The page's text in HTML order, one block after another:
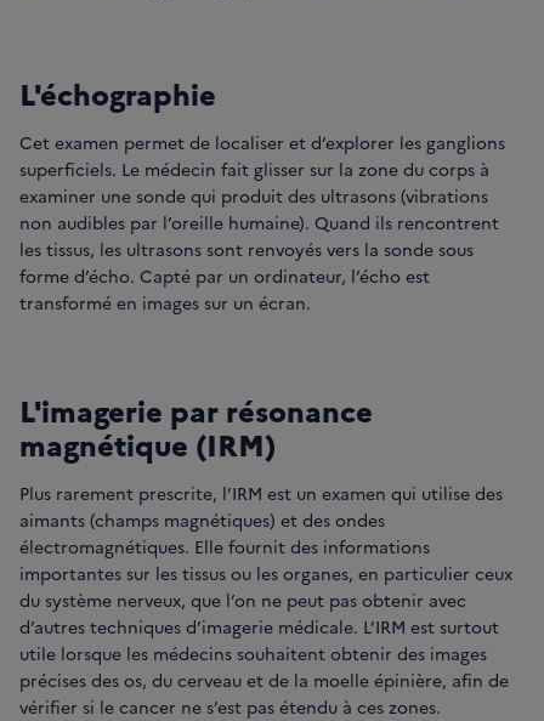
L'échographie
Cet examen permet de localiser et d’explorer les ganglions
superficiels. Le médecin fait glisser sur la zone du corps à
examiner une sonde qui produit des ultrasons (vibrations
non audibles par l’oreille humaine). Quand ils rencontrent
les tissus, les ultrasons sont renvoyés vers la sonde sous
forme d’écho. Capté par un ordinateur, l’écho est
transformé en images sur un écran.
L'imagerie par résonance
magnétique (IRM)
Plus rarement prescrite, l’IRM est un examen qui utilise des
aimants (champs magnétiques) et des ondes
électromagnétiques. Elle fournit des informations
importantes sur les tissus ou les organes, en particulier ceux
du système nerveux, que l’on ne peut pas obtenir avec
d’autres techniques d’imagerie médicale. L’IRM est surtout
utile lorsque les médecins souhaitent obtenir des images
précises des os, du cerveau et de la moelle épinière, afin de
vérifier si le cancer ne s’est pas étendu à ces zones.